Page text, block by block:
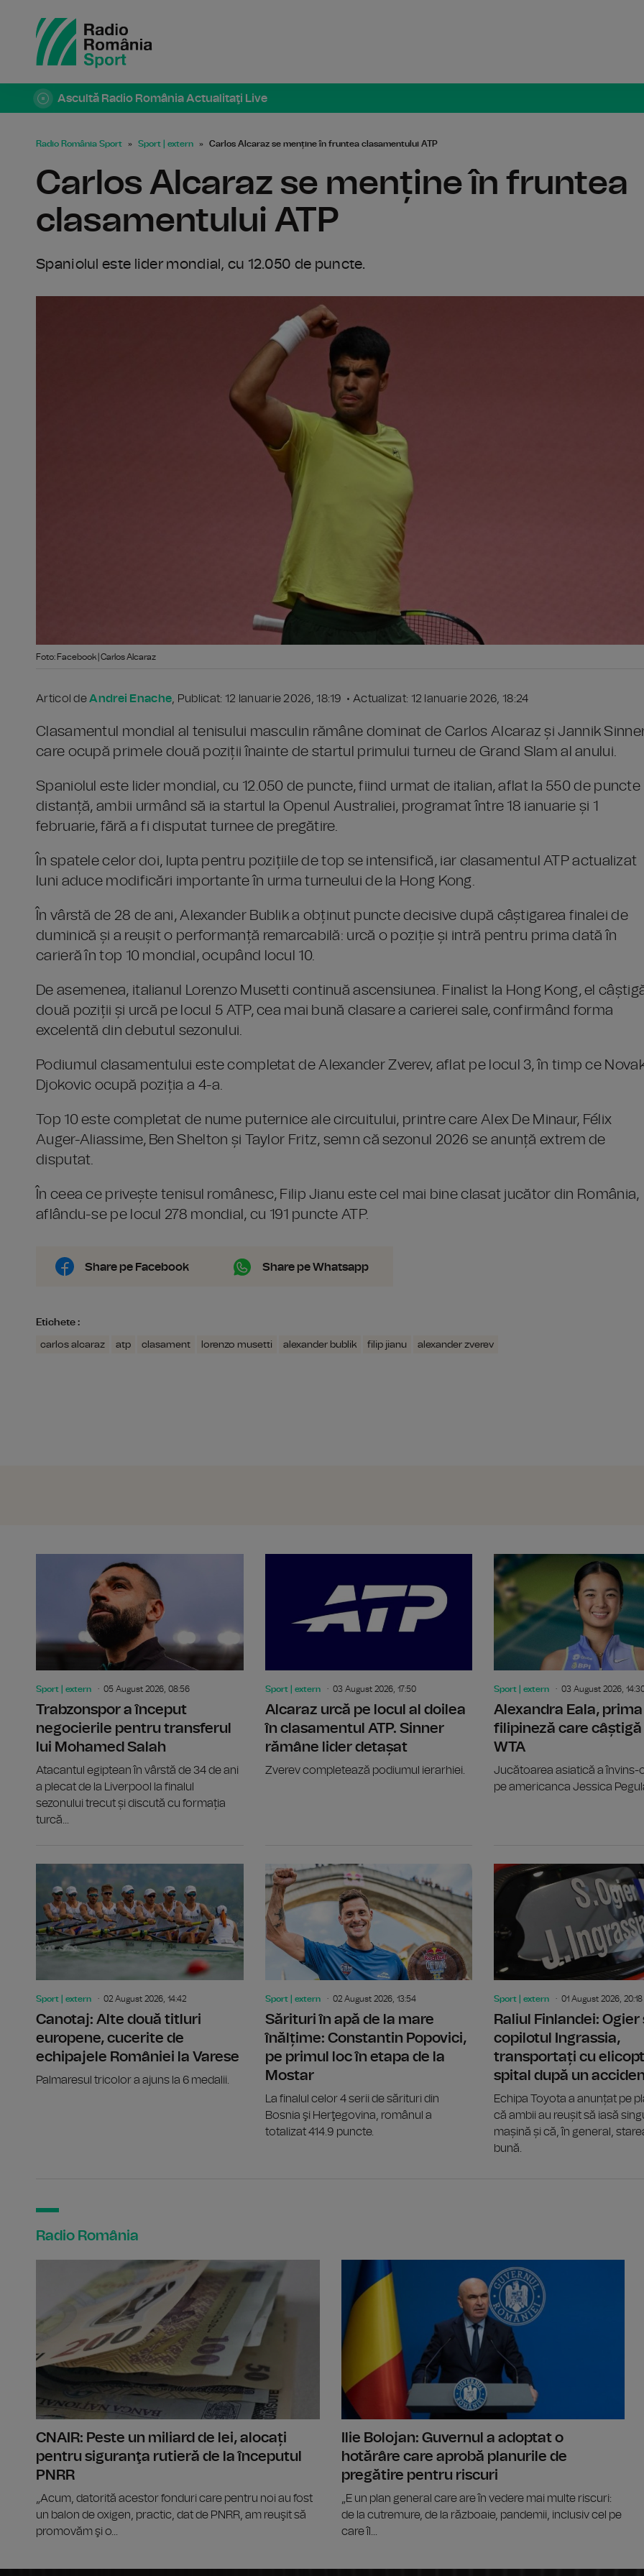
Ascultă Radio România Actualitaţi Live
Radio România Sport Sport | extern Carlos Alcaraz se menține în fruntea clasamentului ATP
Carlos Alcaraz se menține în fruntea
clasamentului ATP
Spaniolul este lider mondial, cu 12.050 de puncte.
Foto: Facebook | Carlos Alcaraz
Articol deAndrei Enache, Publicat: 12 Ianuarie 2026, 18:19 • Actualizat: 12 Ianuarie 2026, 18:24
Clasamentul mondial al tenisului masculin rămâne dominat de Carlos Alcaraz și Jannik
care ocupă primele două poziții înainte de startul primului turneu de Grand Slam al anului.
Spaniolul este lider mondial, cu 12.050 de puncte, fiind urmat de italian, aflat la 550 de puncte
distanță, ambii urmând să ia startul la Openul Australiei, programat între 18 ianuarie și 1
februarie, fără a fi disputat turnee de pregătire.
În spatele celor doi, lupta pentru pozițiile de top se intensifică, iar clasamentul ATP actualizat
luni aduce modificări importante în urma turneului de la Hong Kong.
În vârstă de 28 de ani, Alexander Bublik a obținut puncte decisive după câștigarea finalei de
duminică și a reușit o performanță remarcabilă: urcă o poziție și intră pentru prima dată în
carieră în top 10 mondial, ocupând locul 10.
De asemenea, italianul Lorenzo Musetti continuă ascensiunea. Finalist la Hong Kong, el
două poziții și urcă pe locul 5 ATP, cea mai bună clasare a carierei sale, confirmând forma
excelentă din debutul sezonului.
Podiumul clasamentului este completat de Alexander Zverev, aflat pe locul 3, în timp ce
Djokovic ocupă poziția a 4-a.
Top 10 este completat de nume puternice ale circuitului, printre care Alex De Minaur, Félix
Auger-Aliassime, Ben Shelton și Taylor Fritz, semn că sezonul 2026 se anunță extrem de
disputat.
În ceea ce privește tenisul românesc, Filip Jianu este cel mai bine clasat jucător din România,
aflându-se pe locul 278 mondial, cu 191 puncte ATP.
Share pe Facebook Share pe Whatsapp
Etichete :
carlos alcaraz atp clasament lorenzo musetti alexander bublik filip jianu alexander zverev
Sport | extern 05 August 2026, 08:56
Trabzonspor a început
negocierile pentru transferul
lui Mohamed Salah
Atacantul egiptean în vârstă de 34 de ani
a plecat de la Liverpool la finalul
sezonului trecut și discută cu formația
turcă...
Trabzonspor a început negocierile
Sport | extern 03 August 2026, 17:50
Alcaraz urcă pe locul al doilea
în clasamentul ATP. Sinner
rămâne lider detașat
Zverev completează podiumul ierarhiei.
Sport | extern 03 August 2026,
Alexandra Eala, prima
filipineză care
WTA
Jucătoarea asiatică a învins-
pe americanca Jessica
Sport | extern 02 August 2026, 14:42
Canotaj: Alte două titluri
europene, cucerite de
echipajele României la Varese
Palmaresul tricolor a ajuns la 6 medalii.
Sport | extern 02 August 2026, 13:54
Sărituri în apă de la mare
înălțime: Constantin Popovici,
pe primul loc în etapa de la
Mostar
La finalul celor 4 serii de sărituri din
Bosnia şi Herţegovina, românul a
totalizat 414.9 puncte.
Sport | extern 01 August 2026, 20:18
Raliul Finlandei: Ogier
copilotul Ingrassia,
transportați cu
spital după un
Echipa Toyota a anunțat pe
că ambii au reușit să iasă
mașină și că, în general,
bună.
Radio România
CNAIR: Peste un miliard de lei, alocați
pentru siguranţa rutieră de la începutul
PNRR
„Acum, datorită acestor fonduri care pentru noi au fost
un balon de oxigen, practic, dat de PNRR, am reuşit să
promovăm şi o...
Ilie Bolojan: Guvernul a adoptat o
hotărâre care aprobă planurile de
pregătire pentru riscuri
„E un plan general care are în vedere mai multe riscuri:
de la cutremure, de la războaie, pandemii, inclusiv cel pe
care îl...